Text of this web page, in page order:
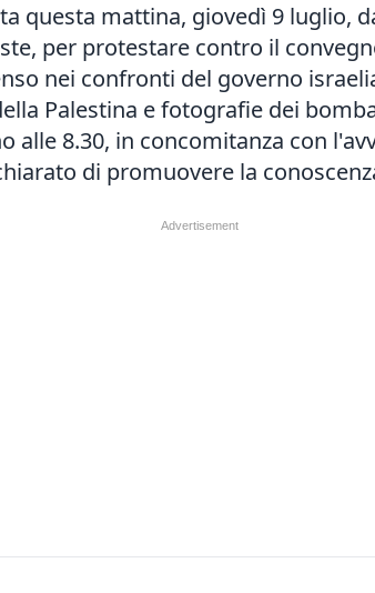
questa mattina, giovedì 9 luglio,
per protestare contro il
nei confronti del governo
Palestina e fotografie dei
alle 8.30, in concomitanza con
di promuovere la